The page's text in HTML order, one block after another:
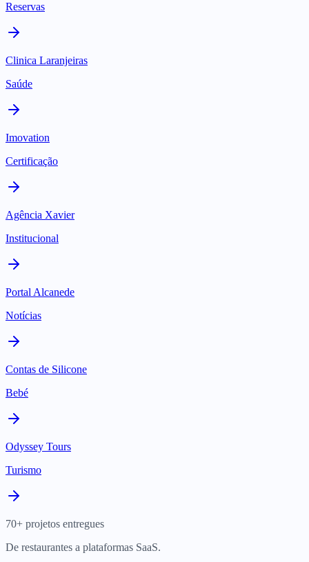
Reservas
Clinica Laranjeiras
Saúde
Imovation
Certificação
Agência Xavier
Institucional
Portal Alcanede
Notícias
Contas de Silicone
Bebé
Odyssey Tours
Turismo
70+ projetos entregues
De restaurantes a plataformas SaaS.